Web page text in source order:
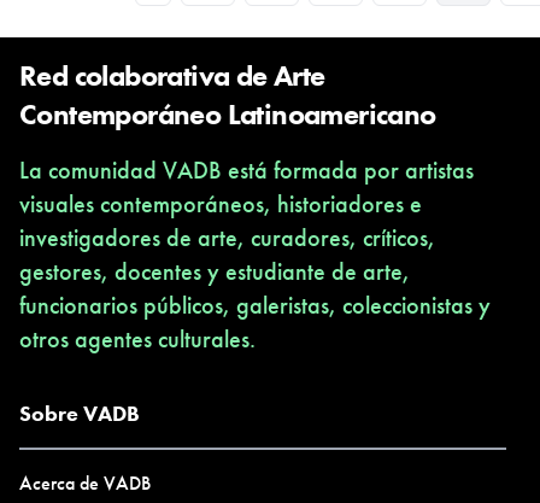
Red colaborativa de Arte
Contemporáneo Latinoamericano
La comunidad VADB está formada por artistas
visuales contemporáneos, historiadores e
investigadores de arte, curadores, críticos,
gestores, docentes y estudiante de arte,
funcionarios públicos, galeristas, coleccionistas y
otros agentes culturales.
Sobre VADB
Acerca de VADB